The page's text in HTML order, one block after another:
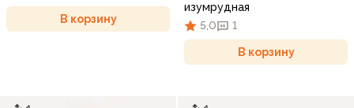
В корзину
изумрудная
5,0
1
В корзину